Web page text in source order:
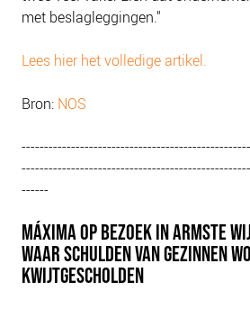
met beslagleggingen."
Lees hier het volledige artikel.
Bron: NOS
------
MÁXIMA OP BEZOEK IN ARMSTE
WAAR SCHULDEN VAN GEZINNEN
KWIJTGESCHOLDEN